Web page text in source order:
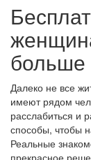
больше
Далеко не все
имеют рядом
расслабиться и
способы, чтобы
Реальные
прекрасное